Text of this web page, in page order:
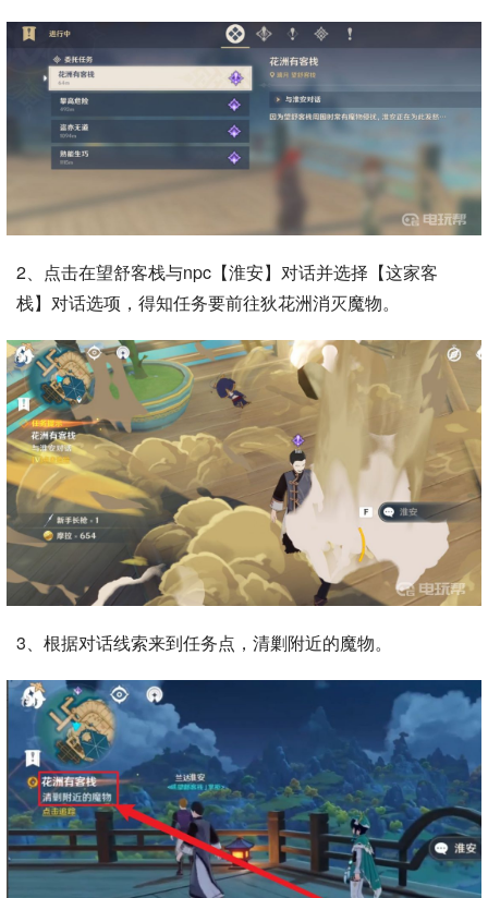
2、点击在望舒客栈与npc【淮安】对话并选择【这家客
栈】对话选项，得知任务要前往狄花洲消灭魔物。
3、根据对话线索来到任务点，清剿附近的魔物。